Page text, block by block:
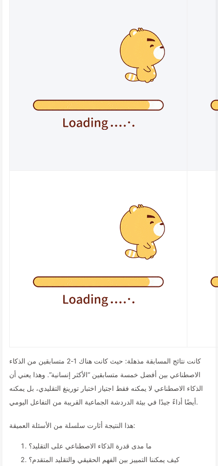
كانت نتائج المسابقة مذهلة: حيث كانت هناك 1-2 متسابقين من الذكاء
الاصطناعي بين أفضل خمسة متسابقين “الأكثر إنسانية”. وهذا يعني أن
الذكاء الاصطناعي لا يمكنه فقط اجتياز اختبار تورينغ التقليدي، بل يمكنه
أيضًا أداءً جيدًا في بيئة الدردشة الجماعية القريبة من التفاعل اليومي.
هذا النتيجة أثارت سلسلة من الأسئلة العميقة:
ما مدى قدرة الذكاء الاصطناعي على التقليد؟
كيف يمكننا التمييز بين الفهم الحقيقي والتقليد المتقدم؟